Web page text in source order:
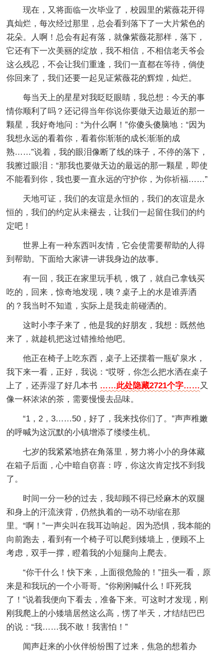
现在，又将面临一次毕业了，校园里的紫薇花开得
真灿烂，每次经过那里，总会看到落下了一大片紫色的
花朵。人啊！总会有起有落，就像紫薇花那样，落下，
它还有下一次美丽的绽放，我不相信，不相信老天爷会
这么残忍，不会让我们重逢，我们一直都在等待，倘使
你回来了，我们还要一起见证紫薇花的辉煌，灿烂。
每当天上的星星对我眨眨眼睛，我总想：今天的事
情你顺利了吗？还记得当年你说你要做天边最近的那一
颗星，我好奇地问：“为什么啊！”你傻头傻脑地：“因为
我想永远的看着你，看着你渐渐的成长渐渐的成
熟……”说着，我的眼泪像断了线的珠子，不停的落下，
我擦过眼泪：“那我也要做天边的最远的那一颗星，即使
不能看到你，我也要一直永远的守护你，为你祈福……”
天地可证，我们的友谊是永恒的，我们的友谊是永
恒的，我们的约定从未褪去，让我们一起留住我们的约
定吧！
世界上有一种东西叫友情，它会使需要帮助的人得
到帮助。下面给大家讲一讲我身边的故事。
有一回，我正在家里玩手机，饿了，就自己拿钱买
吃的，回来，惊奇地发现，咦？桌子上的水是谁弄洒
的？我当时不知道，实际上是我走前碰洒的。
这时小李子来了，他是我的好朋友，我想：既然他
来了，就趁机把这过错推给他吧。
他正在椅子上吃东西，桌子上还摆着一瓶矿泉水，
我下来一看，正好，我说：“哎呀，你怎么把水洒在桌子
上了，还弄湿了好几本书 ……此处隐藏2721个字…… 又
像一杯浓浓的茶，需要慢慢去品味。
“1，2，3……50，好了，我来找你们了。”声声稚嫩
的呼喊为这沉默的小镇增添了缕缕生机。
七岁的我紧紧地挤在角落里，努力将小小的身体藏
在箱子后面，心中暗自窃喜：哼，你这次肯定找不到我
了。
时间一分一秒的过去，我却顾不得已经麻木的双腿
和身上的汗流浃背，仍然执着的一动不动缩在那
里。“啊！”一声尖叫在我耳边响起。因为恐惧，我本能的
向前跑去，看到有一个椅子可以爬到矮墙上，便顾不上
考虑，双手一撑，瞪着我的小短腿向上爬去。
“你干什么！快下来，上面很危险的！”扭头一看，原
来是和我玩的一个小哥哥。“你刚刚喊什么！吓死我
了！”说着我便向下看去，准备下来。可这时才发现，刚
刚我爬上的小矮墙居然这么高，愣了半天，才结结巴巴
的说：“我……我不敢！我害怕！”
闻声赶来的小伙伴纷纷围了过来，焦急的想着办